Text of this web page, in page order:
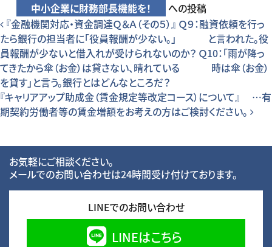
中小企業に財務部長機能を！ への投稿
投稿ナビゲーション
『金融機関対応・資金調達Ｑ＆Ａ（その５）』 Ｑ９：融資依頼を行っ
たら銀行の担当者に「役員報酬が少ない。」 と言われた。役
員報酬が少ないと借入れが受けられないのか？ Ｑ10：「雨が降っ
てきたから傘（お金）は貸さない、晴れている 時は傘（お金）
を貸す」と言う。銀行とはどんなところだ？
『キャリアアップ助成金（賃金規定等改定コース）について』 …有
期契約労働者等の賃金増額をお考えの方はご検討ください。
お気軽にご相談ください。
メールでのお問い合わせは24時間受け付けております。
LINEでのお問い合わせ
LINEはこちら